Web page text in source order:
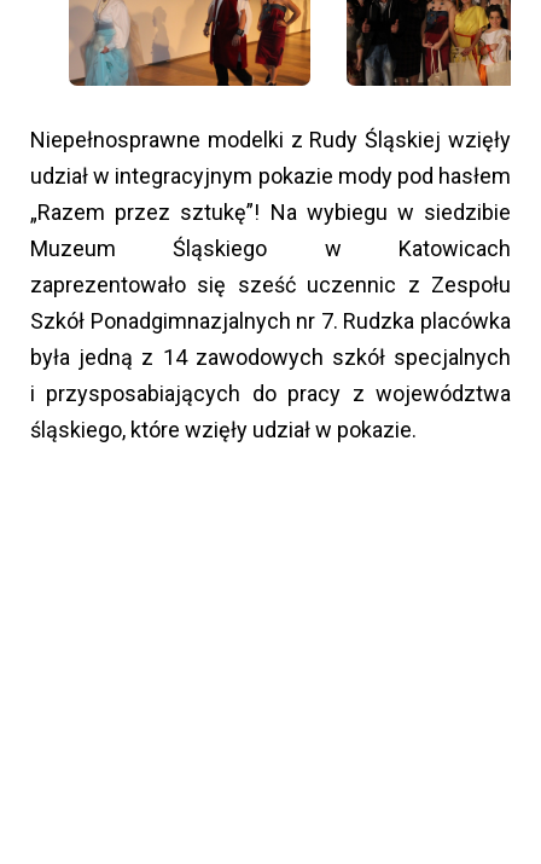
Niepełnosprawne modelki z Rudy Śląskiej wzięły
udział w integracyjnym pokazie mody pod hasłem
„Razem przez sztukę”! Na wybiegu w siedzibie
Muzeum Śląskiego w Katowicach
zaprezentowało się sześć uczennic z Zespołu
Szkół Ponadgimnazjalnych nr 7. Rudzka placówka
była jedną z 14 zawodowych szkół specjalnych
i przysposabiających do pracy z województwa
śląskiego, które wzięły udział w pokazie.